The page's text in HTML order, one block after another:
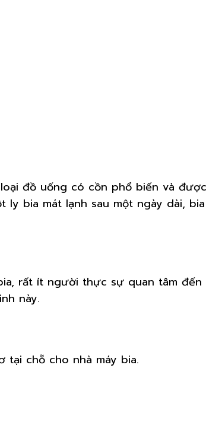
đồ uống có cồn phổ biến và
bia mát lạnh sau một ngày dài,
rất ít người thực sự quan tâm
này.
tại chỗ cho nhà máy bia.